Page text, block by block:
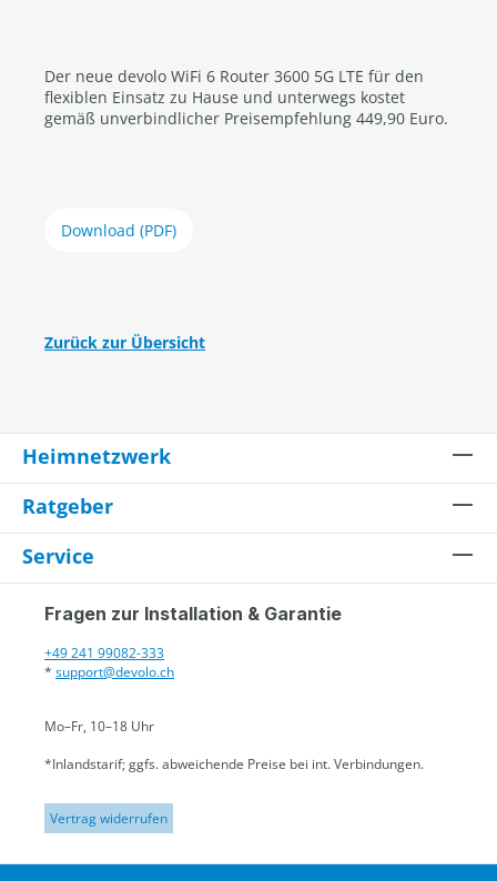
Der neue devolo WiFi 6 Router 3600 5G LTE für den
flexiblen Einsatz zu Hause und unterwegs kostet
gemäß unverbindlicher Preisempfehlung 449,90 Euro.
Download (PDF)
Zurück zur Übersicht
Heimnetzwerk
Ratgeber
Service
Fragen zur Installation & Garantie
+49 241 99082-333
* support@devolo.ch
Mo–Fr, 10–18 Uhr
*Inlandstarif; ggfs. abweichende Preise bei int. Verbindungen.
Vertrag widerrufen